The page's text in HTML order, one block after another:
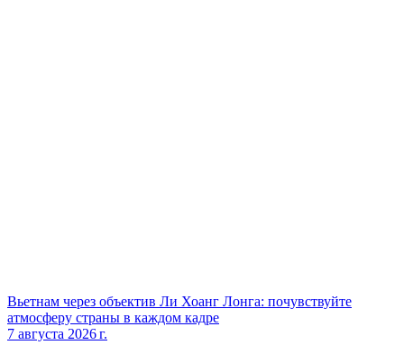
Вьетнам через объектив Ли Хоанг Лонга: почувствуйте
атмосферу страны в каждом кадре
7 августа 2026 г.